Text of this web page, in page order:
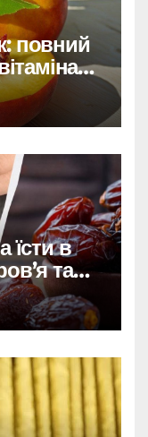
повний
і
їсти в
та